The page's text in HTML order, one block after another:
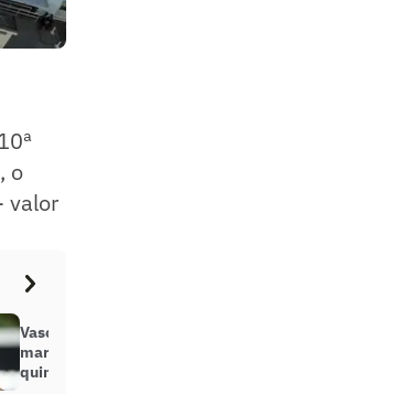
o
valor
Vasco deve poupar jogadores em
maratona de jogos na primeira
quinzena de abril